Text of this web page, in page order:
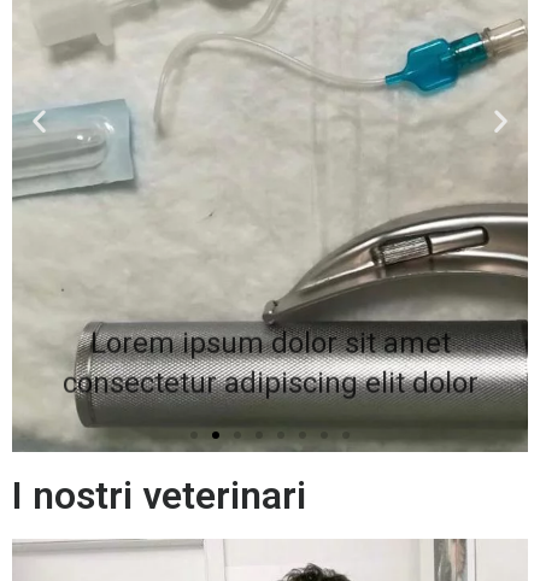
Lorem ipsum dolor sit amet
consectetur adipiscing elit dolor
I nostri veterinari